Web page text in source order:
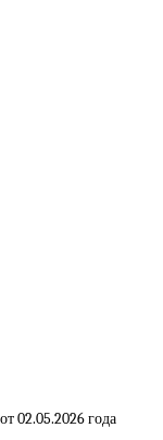
02.05.2026 года